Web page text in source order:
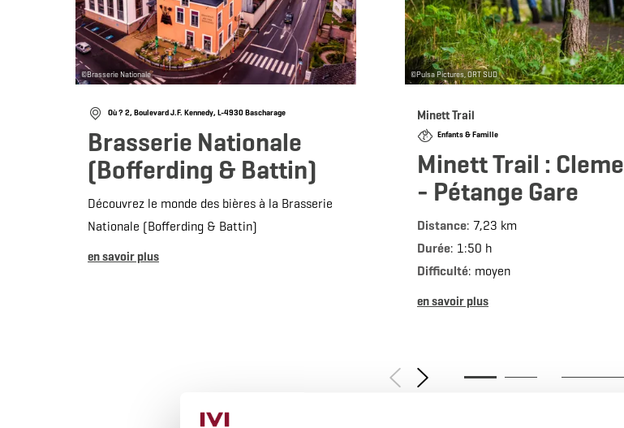
©Brasserie Nationale
Où ? 2, Boulevard J.F. Kennedy, L-4930 Bascharage
Brasserie Nationale
(Bofferding & Battin)
Découvrez le monde des bières à la Brasserie
Nationale (Bofferding & Battin)
en savoir plus
©Pulsa Pictures, ORT SUD
Minett Trail
Enfants & Famille
Minett Trail :
- Pétange Gare
Distance: 7,23 km
Durée: 1:50 h
Difficulté: moyen
en savoir plus